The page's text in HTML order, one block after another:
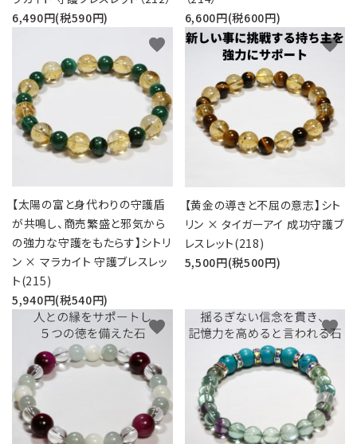
11月誕生石
12月誕生石
ずく】
お問い合わせ
6,490円(税590円)
6,600円(税600円)
【太陽の富と身代わりの守護盾
が共鳴し、商売繁盛と邪気から
の強力な守護をもたらす】シトリ
ン × マラカイト 守護ブレスレッ
ト(215)
5,940円(税540円)
favorite
【黄金の導きと不屈の意志】シト
リン × タイガーアイ 成功守護ブ
レスレット(218)
5,500円(税500円)
favorite
favorite favorite